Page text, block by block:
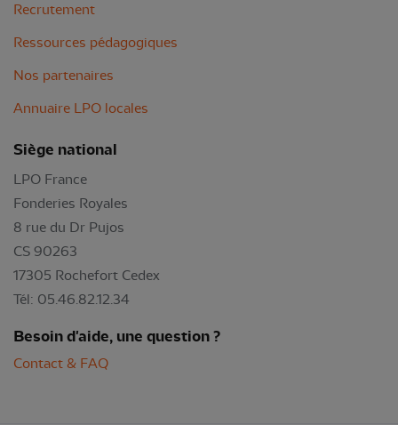
Recrutement
Ressources pédagogiques
Nos partenaires
Annuaire LPO locales
Siège national
LPO France
Fonderies Royales
8 rue du Dr Pujos
CS 90263
17305 Rochefort Cedex
Tél: 05.46.82.12.34
Besoin d'aide, une question ?
Contact & FAQ